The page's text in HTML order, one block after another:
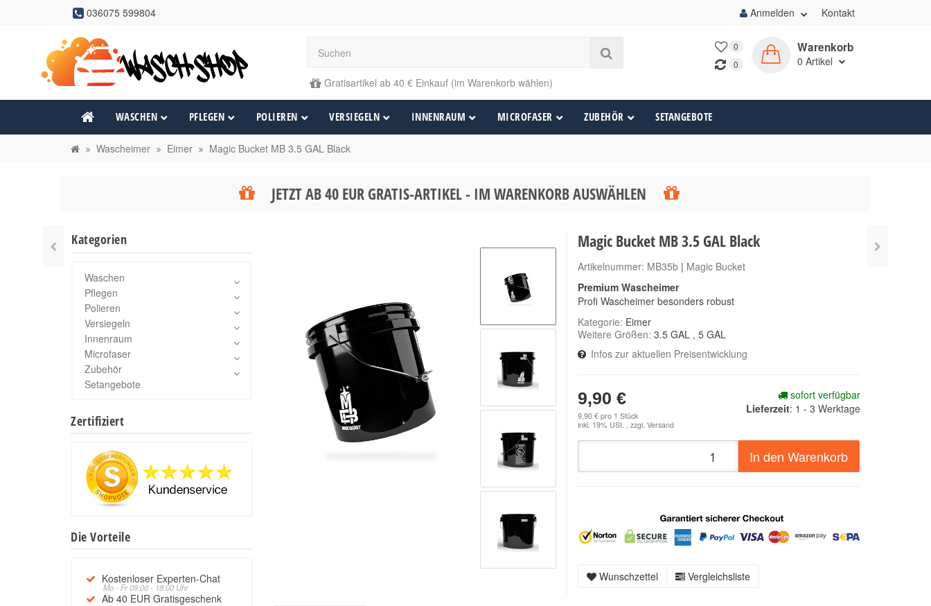
036075 599804 Anmelden Kontakt
Gratisartikel ab 40 € Einkauf (im Warenkorb wählen)
0
0
Warenkorb
0 Artikel
WASCHEN PFLEGEN POLIEREN VERSIEGELN INNENRAUM MICROFASER ZUBEHÖR SETANGEBOTE
Wascheimer Eimer Magic Bucket MB 3.5 GAL Black
JETZT AB 40 EUR GRATIS-ARTIKEL - IM WARENKORB AUSWÄHLEN
Magic Bucket MB 3.5 GAL Black
Artikelnummer: MB35b | Magic Bucket
Premium Wascheimer
Profi Wascheimer besonders robust
Kategorie: Eimer
Weitere Größen:3.5 GAL , 5 GAL
Infos zur aktuellen Preisentwicklung
9,90 €
9,90 € pro 1 Stück
inkl. 19% USt. , zzgl.Versand
sofort verfügbar
Lieferzeit: 1 - 3 Werktage
In den Warenkorb
Wunschzettel Vergleichsliste
Kategorien
Waschen
Pflegen
Polieren
Versiegeln
Innenraum
Microfaser
Zubehör
Setangebote
Zertifiziert
Die Vorteile
Kostenloser Experten-Chat
Mo - Fr 09:00 - 18:00 Uhr
Ab 40 EUR Gratisgeschenk